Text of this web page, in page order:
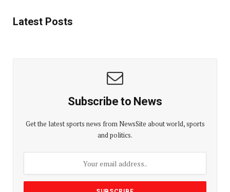
Latest Posts
Subscribe to News
Get the latest sports news from NewsSite about world, sports
and politics.